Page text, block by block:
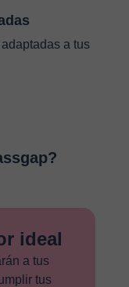
a tus
ideal
a tus
tus